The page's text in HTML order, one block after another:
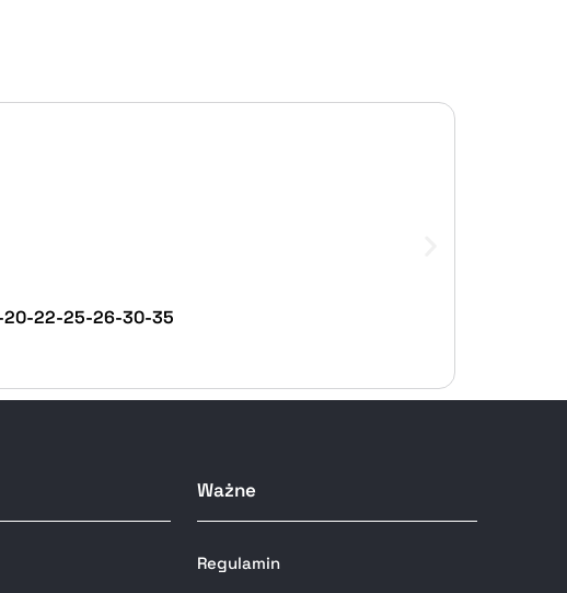
20-22-25-26-30-35
Ważne
Regulamin